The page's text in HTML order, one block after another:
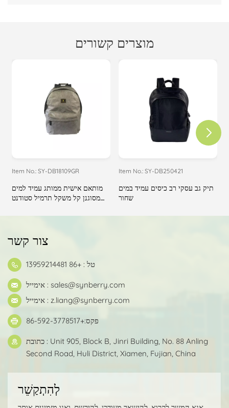
מוצרים קשורים
Item No.: SY-DB18109GR
מותאם אישית ממותג עמיד למים
מסוגנן קל משקל תרמיל סטודנט
Item No.: SY-DB250421
תיק גב עסקי רב כיסים עמיד במים
שחור
צור קשר
טל : +86 13959214481
אימייל : sales@synberry.com
אימייל : z.liang@synberry.com
פקס:+86-592-3778517
כתובת : Unit 905, Block B, Jinri Building, No. 88 Anling
Second Road, Huli District, Xiamen, Fujian, China
לְהִתְקַשֵׁר